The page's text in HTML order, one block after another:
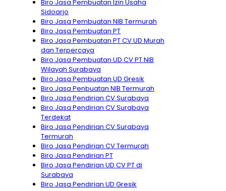
Biro Jasa Pembuatan Izin Usaha
Sidoarjo
Biro Jasa Pembuatan NIB Termurah
Biro Jasa Pembuatan PT
Biro Jasa Pembuatan PT CV UD Murah
dan Terpercaya
Biro Jasa Pembuatan UD CV PT NIB
Wilayah Surabaya
Biro Jasa Pembuatan UD Gresik
Biro Jasa Penbuatan NIB Termurah
Biro Jasa Pendirian CV Surabaya
Biro Jasa Pendirian CV Surabaya
Terdekat
Biro Jasa Pendirian CV Surabaya
Termurah
Biro Jasa Pendirian CV Termurah
Biro Jasa Pendirian PT
Biro Jasa Pendirian UD CV PT di
Surabaya
Biro Jasa Pendirian UD Gresik